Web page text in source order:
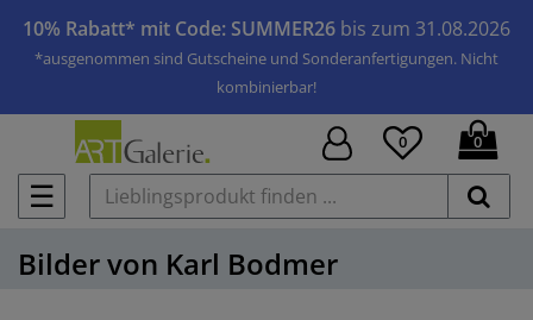
10% Rabatt* mit Code: SUMMER26 bis zum 31.08.2026
*ausgenommen sind Gutscheine und Sonderanfertigungen. Nicht
kombinierbar!
☰
0 0
Bilder von Karl Bodmer